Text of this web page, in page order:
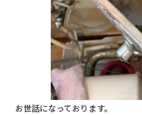
お世話になっております。